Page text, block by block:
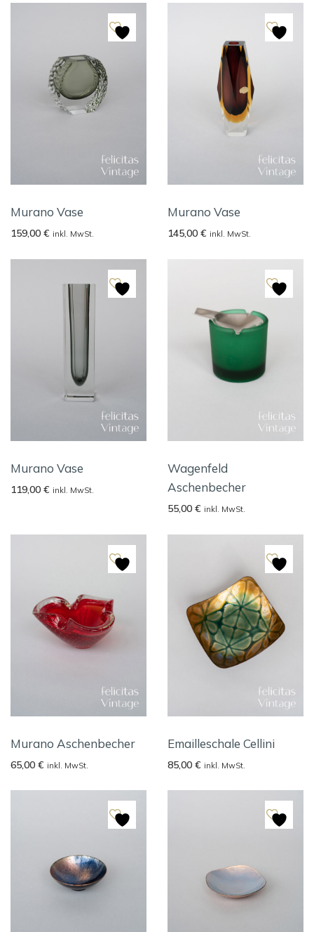
Murano Vase
159,00 € inkl. MwSt.
Murano Vase
145,00 € inkl. MwSt.
Murano Vase
119,00 € inkl. MwSt.
Wagenfeld
Aschenbecher
55,00 € inkl. MwSt.
Murano Aschenbecher
65,00 € inkl. MwSt.
Emailleschale Cellini
85,00 € inkl. MwSt.